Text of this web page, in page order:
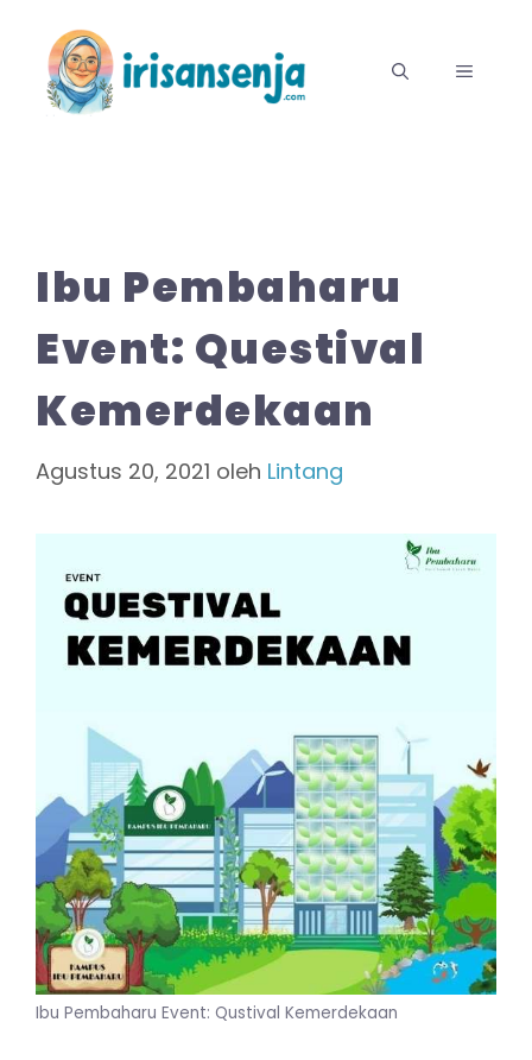
MENU
Ibu Pembaharu
Event: Questival
Kemerdekaan
Agustus 20, 2021 oleh Lintang
Ibu Pembaharu Event: Qustival Kemerdekaan